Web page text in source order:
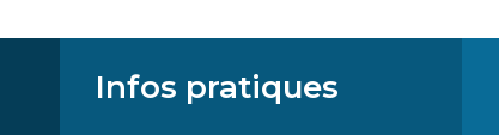
Infos pratiques